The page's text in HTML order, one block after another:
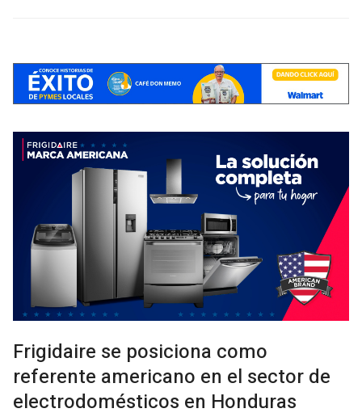
Frigidaire se posiciona como
referente americano en el sector de
electrodomésticos en Honduras